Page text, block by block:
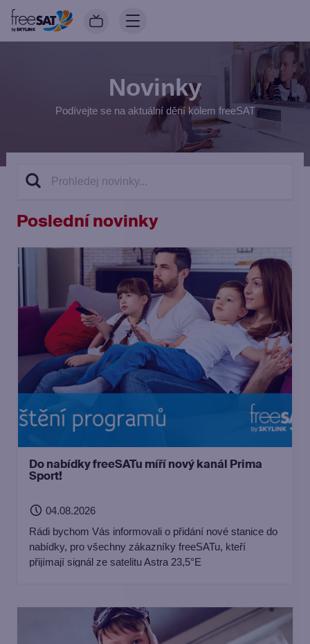
Novinky
Podívejte se na aktuální dění kolem freeSAT
Poslední novinky
Do nabídky freeSATu míří nový kanál Prima
Sport!
04.08.2026
Rádi bychom Vás informovali o přidání nové stanice do
nabídky, pro všechny zákazníky freeSATu, kteří
přijímají signál ze satelitu Astra 23,5°E